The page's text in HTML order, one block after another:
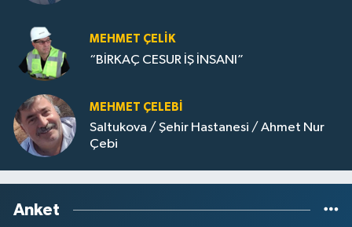
MEHMET ÇELIK
“BİRKAÇ CESUR İŞ İNSANI”
MEHMET ÇELEBI
Saltukova / Şehir Hastanesi / Ahmet Nur
Çebi
Anket